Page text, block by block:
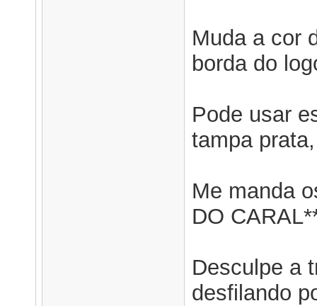
Muda a cor
borda do
Pode usar
tampa
Me manda
DO
Desculpe a
desfilando